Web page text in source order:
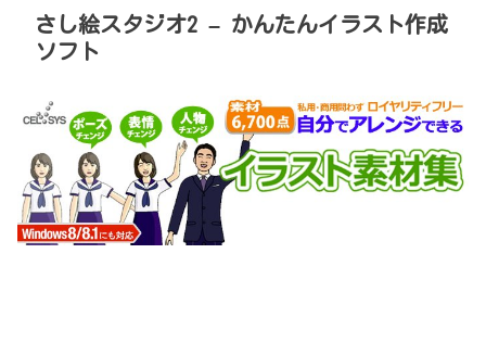
さし絵スタジオ2 – かんたんイラスト作成
ソフト